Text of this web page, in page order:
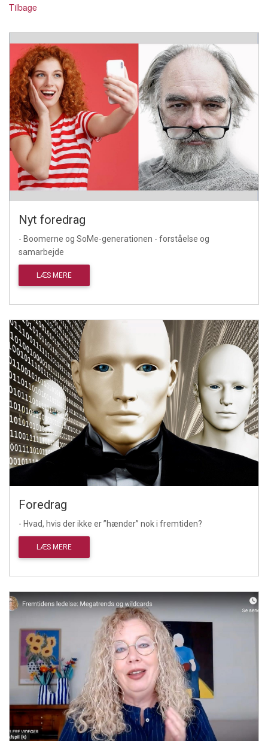
Tilbage
Nyt foredrag
- Boomerne og SoMe-generationen - forståelse og
samarbejde
LÆS MERE
Foredrag
- Hvad, hvis der ikke er ”hænder” nok i fremtiden?
LÆS MERE